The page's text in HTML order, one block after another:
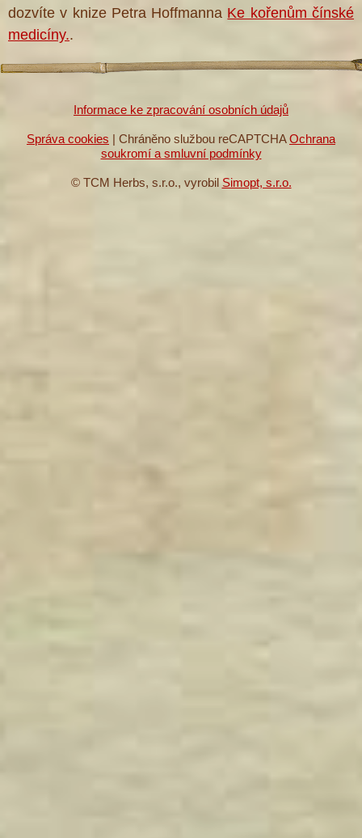
dozvíte v knize Petra Hoffmanna Ke kořenům čínské
medicíny..
Informace ke zpracování osobních údajů
Správa cookies | Chráněno službou reCAPTCHAOchrana
soukromí a smluvní podmínky
© TCM Herbs, s.r.o., vyrobil Simopt, s.r.o.